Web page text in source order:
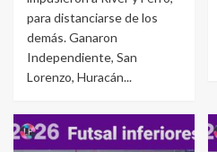
para distanciarse de los
demás. Ganaron
Independiente, San
Lorenzo, Huracán...